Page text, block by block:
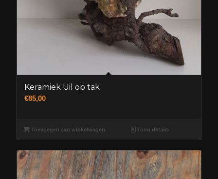
Keramiek Uil op tak
€85,00
Toevoegen aan winkelwagen Toon details